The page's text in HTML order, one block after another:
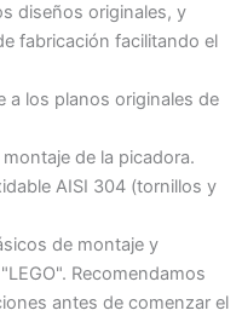
diseños originales, y
fabricación facilitando el
a los planos originales de
de la picadora.
AISI 304 (tornillos y
de montaje y
Recomendamos
antes de comenzar el